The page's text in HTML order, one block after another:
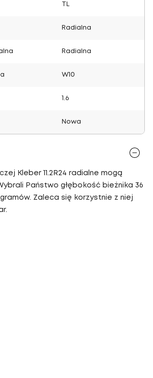
Radialna
Radialna
W10
1.6
Nowa
Kleber 11.2R24 radialne mogą
Państwo głębokość bieżnika 36
Zaleca się korzystnie z niej